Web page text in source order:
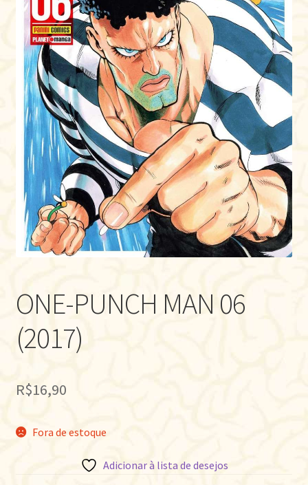
ONE-PUNCH MAN 06
(2017)
R$16,90
Fora de estoque
Adicionar à lista de desejos